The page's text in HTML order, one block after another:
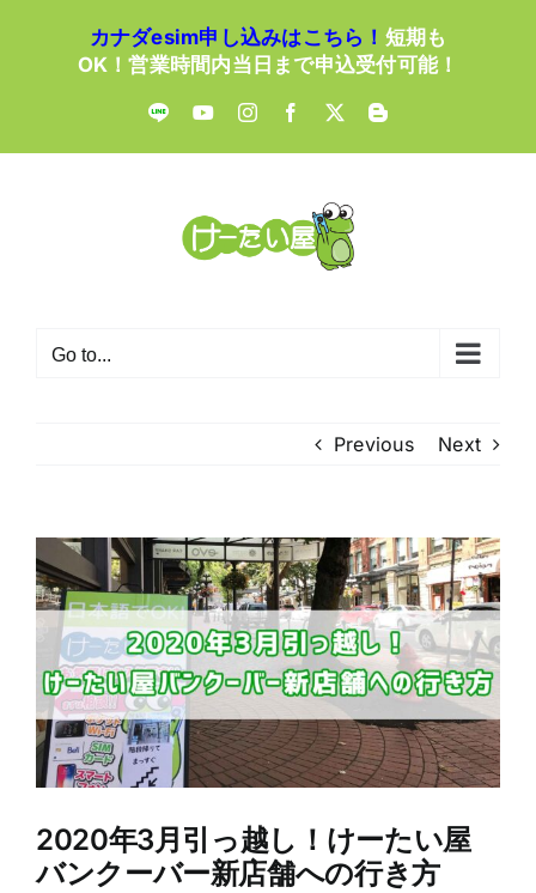
カナダesim申し込みはこちら！ 短期も
OK！営業時間内当日まで申込受付可能！
LINE YouTubeInstagramFacebook
X Blogger
Go to...
Previous Next
View
Larger
Image
2020年3月引っ越し！けーたい屋
バンクーバー新店舗への行き方